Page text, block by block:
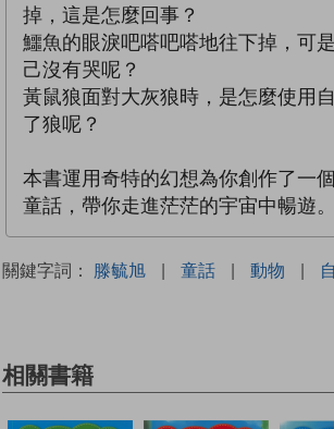
掉，這是怎麼回事？
鱷魚的眼淚吧嗒吧嗒地往下掉，可
己沒有哭呢？
黃鼠狼面對大灰狼時，是怎麼使用
了狼呢？
本書運用奇特的幻想為你創作了一
童話，帶你走進茫茫的宇宙中暢遊。
關鍵字詞： 滕毓旭 | 童話 | 動物 |
相關書籍